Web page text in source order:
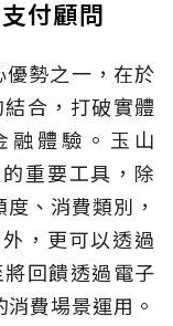
付顧問
勢之一，在於
合，打破實體
融體驗。玉山
重要工具，除
、消費類別，
，更可以透過
回饋透過電子
費場景運用。